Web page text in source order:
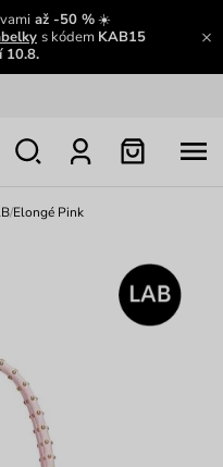
až -50 %☀️
s kódem KAB15
10.8.
/Elongé Pink